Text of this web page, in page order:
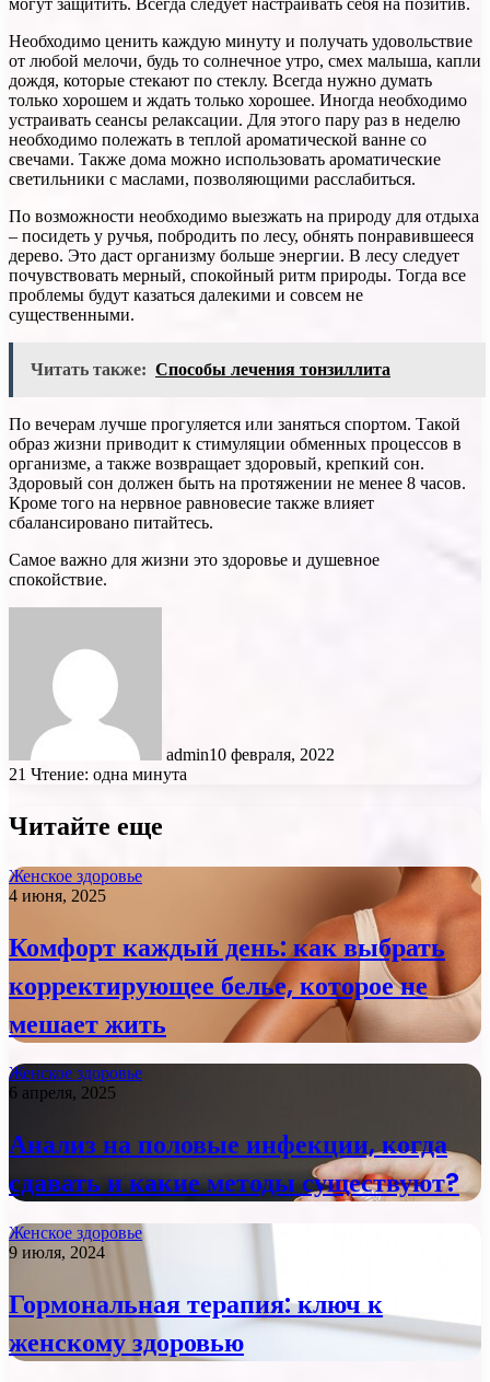
Необходимо ценить каждую минуту и получать удовольствие
от любой мелочи, будь то солнечное утро, смех малыша, капли
дождя, которые стекают по стеклу. Всегда нужно думать
только хорошем и ждать только хорошее. Иногда необходимо
устраивать сеансы релаксации. Для этого пару раз в неделю
необходимо полежать в теплой ароматической ванне со
свечами. Также дома можно использовать ароматические
светильники с маслами, позволяющими расслабиться.
По возможности необходимо выезжать на природу для отдыха
– посидеть у ручья, побродить по лесу, обнять понравившееся
дерево. Это даст организму больше энергии. В лесу следует
почувствовать мерный, спокойный ритм природы. Тогда все
проблемы будут казаться далекими и совсем не
существенными.
Читать также: Способы лечения тонзиллита
По вечерам лучше прогуляется или заняться спортом. Такой
образ жизни приводит к стимуляции обменных процессов в
организме, а также возвращает здоровый, крепкий сон.
Здоровый сон должен быть на протяжении не менее 8 часов.
Кроме того на нервное равновесие также влияет
сбалансировано питайтесь.
Самое важно для жизни это здоровье и душевное
спокойствие.
admin10 февраля, 2022
21 Чтение: одна минута
Читайте еще
Женское здоровье
4 июня, 2025
Комфорт каждый день: как выбрать
корректирующее белье, которое не
мешает жить
Женское здоровье
6 апреля, 2025
Анализ на половые инфекции, когда
сдавать и какие методы существуют?
Женское здоровье
9 июля, 2024
Гормональная терапия: ключ к
женскому здоровью